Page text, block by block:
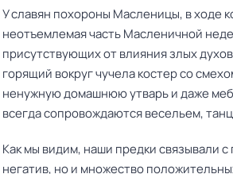
У славян похороны Масленицы, в ходе
неотъемлемая часть Масленичной
присутствующих от влияния злых
горящий вокруг чучела костер со
ненужную домашнюю утварь и даже
всегда сопровождаются весельем,
Как мы видим, наши предки связывали
негатив, но и множество